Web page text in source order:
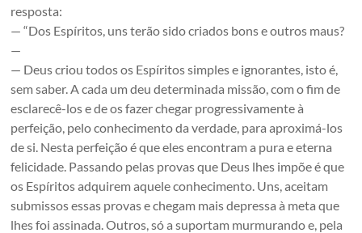
resposta:
— “Dos Espíritos, uns terão sido criados bons e outros maus?
—
— Deus criou todos os Espíritos simples e ignorantes, isto é,
sem saber. A cada um deu determinada missão, com o fim de
esclarecê-los e de os fazer chegar progressivamente à
perfeição, pelo conhecimento da verdade, para aproximá-los
de si. Nesta perfeição é que eles encontram a pura e eterna
felicidade. Passando pelas provas que Deus lhes impõe é que
os Espíritos adquirem aquele conhecimento. Uns, aceitam
submissos essas provas e chegam mais depressa à meta que
lhes foi assinada. Outros, só a suportam murmurando e, pela